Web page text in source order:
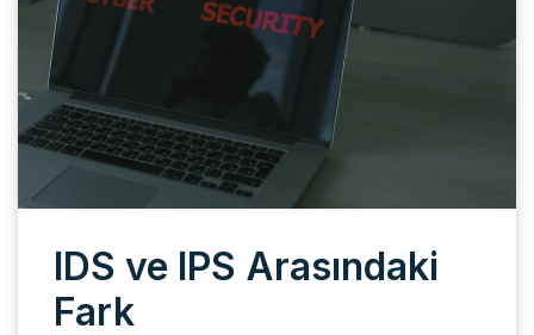
IDS ve IPS Arasındaki
Fark